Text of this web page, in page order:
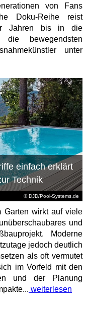
von Fans
Doku-Reihe reist
Jahren bis in die
bewegendsten
unter
© DJD/Pool-Systems.de
einfach erklärt
Technik
Garten wirkt auf viele
und
Moderne
jedoch deutlich
als oft vermutet
im Vorfeld mit den
und der Planung
weiterlesen